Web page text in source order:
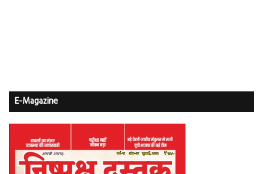
E-Magazine